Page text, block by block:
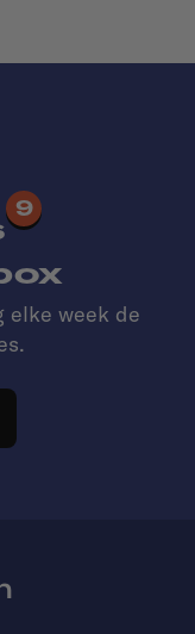
9
elke week de